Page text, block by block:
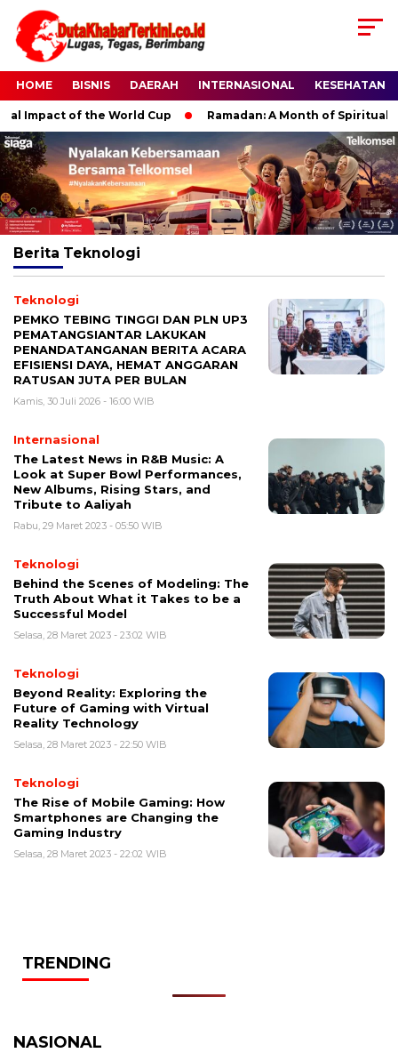
HOME BISNIS DAERAH INTERNASIONAL KESEHATAN
Impact of the World Cup Ramadan: A Month of Spiritual
Berita Teknologi
Teknologi
PEMKO TEBING TINGGI DAN PLN UP3
PEMATANGSIANTAR LAKUKAN
PENANDATANGANAN BERITA ACARA
EFISIENSI DAYA, HEMAT ANGGARAN
RATUSAN JUTA PER BULAN
Kamis, 30 Juli 2026 - 16:00 WIB
Internasional
The Latest News in R&B Music: A
Look at Super Bowl Performances,
New Albums, Rising Stars, and
Tribute to Aaliyah
Rabu, 29 Maret 2023 - 05:50 WIB
Teknologi
Behind the Scenes of Modeling: The
Truth About What it Takes to be a
Successful Model
Selasa, 28 Maret 2023 - 23:02 WIB
Teknologi
Beyond Reality: Exploring the
Future of Gaming with Virtual
Reality Technology
Selasa, 28 Maret 2023 - 22:50 WIB
Teknologi
The Rise of Mobile Gaming: How
Smartphones are Changing the
Gaming Industry
Selasa, 28 Maret 2023 - 22:02 WIB
TRENDING
NASIONAL